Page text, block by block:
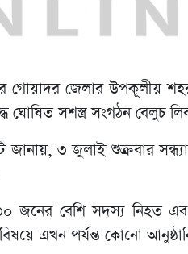
গোয়াদর জেলার উপকূলীয়
ঘোষিত সশস্ত্র সংগঠন বেলুচ
জানায়, ৩ জুলাই শুক্রবার
৩০ জনের বেশি সদস্য
এখন পর্যন্ত কোনো